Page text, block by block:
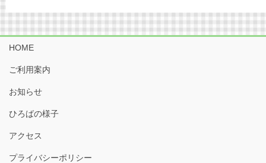
HOME
ご利用案内
お知らせ
ひろばの様子
アクセス
プライバシーポリシー